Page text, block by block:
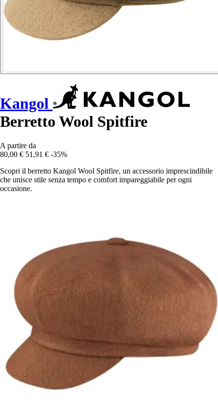
Kangol
Berretto Wool Spitfire
A partire da
80,00 € 51,91 € -35%
Scopri il berretto Kangol Wool Spitfire, un accessorio imprescindibile
che unisce stile senza tempo e comfort impareggiabile per ogni
occasione.